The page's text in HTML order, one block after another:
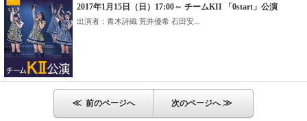
2017年1月15日（日）17:00～ チームKII 「0start」公演
出演者：青木詩織 荒井優希 石田安...
≪ 前のページへ 次のページへ≫